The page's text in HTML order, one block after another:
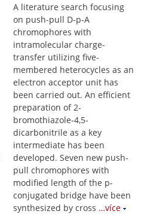
A literature search focusing
on push-pull D-p-A
chromophores with
intramolecular charge-
transfer utilizing five-
membered heterocycles as an
electron acceptor unit has
been carried out. An efficient
preparation of 2-
bromothiazole-4,5-
dicarbonitrile as a key
intermediate has been
developed. Seven new push-
pull chromophores with
modified length of the p-
conjugated bridge have been
synthesized by cross …více